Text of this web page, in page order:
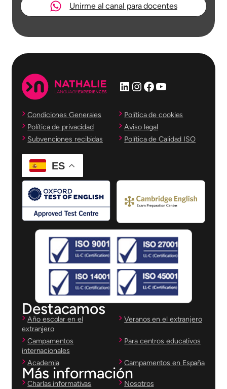
Unirme al canal para docentes
LinkedIn
Instagram
Facebook
YouTube
Condiciones Generales
Política de cookies
Política de privacidad
Aviso legal
Subvenciones recibidas
Política de Calidad ISO
ES
Destacamos
Año escolar en el
extranjero
Veranos en el extranjero
Campamentos
internacionales
Para centros educativos
Academia Campamentos en España
Más información
Charlas informativas
Nosotros